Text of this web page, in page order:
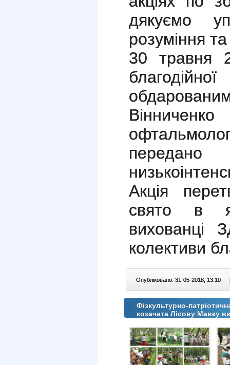
дякуємо
розуміння
30 травня
Акція
свято в
колективи
Опубліковано: 31-05-2018, 13:10 |
Фізкультурно-
козачата Лісову Мавку